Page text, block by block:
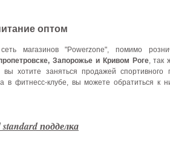
оптом
магазинов "Powerzone", помимо
Запорожье и Кривом Роге, так
вы хотите заняться продажей спортивного
в фитнесс-клубе, вы можете обратиться к
подделка